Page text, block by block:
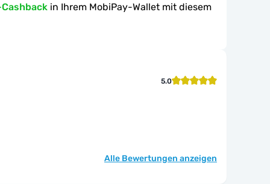
in Ihrem MobiPay-Wallet mit diesem
5.0
Alle Bewertungen anzeigen